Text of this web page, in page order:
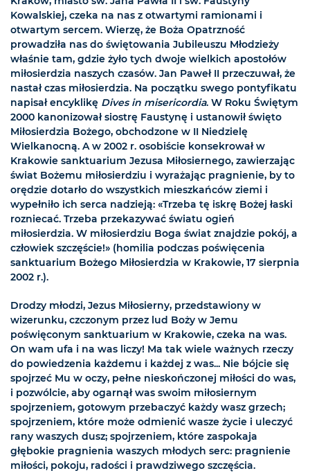
Kowalskiej, czeka na nas z otwartymi ramionami i
otwartym sercem. Wierzę, że Boża Opatrzność
prowadziła nas do świętowania Jubileuszu Młodzieży
właśnie tam, gdzie żyło tych dwoje wielkich apostołów
miłosierdzia naszych czasów. Jan Paweł II przeczuwał, że
nastał czas miłosierdzia. Na początku swego pontyfikatu
napisał encyklikę Dives in misericordia. W Roku Świętym
2000 kanonizował siostrę Faustynę i ustanowił święto
Miłosierdzia Bożego, obchodzone w II Niedzielę
Wielkanocną. A w 2002 r. osobiście konsekrował w
Krakowie sanktuarium Jezusa Miłosiernego, zawierzając
świat Bożemu miłosierdziu i wyrażając pragnienie, by to
orędzie dotarło do wszystkich mieszkańców ziemi i
wypełniło ich serca nadzieją: «Trzeba tę iskrę Bożej łaski
rozniecać. Trzeba przekazywać światu ogień
miłosierdzia. W miłosierdziu Boga świat znajdzie pokój, a
człowiek szczęście!» (homilia podczas poświęcenia
sanktuarium Bożego Miłosierdzia w Krakowie, 17 sierpnia
2002 r.).
Drodzy młodzi, Jezus Miłosierny, przedstawiony w
wizerunku, czczonym przez lud Boży w Jemu
poświęconym sanktuarium w Krakowie, czeka na was.
On wam ufa i na was liczy! Ma tak wiele ważnych rzeczy
do powiedzenia każdemu i każdej z was... Nie bójcie się
spojrzeć Mu w oczy, pełne nieskończonej miłości do was,
i pozwólcie, aby ogarnął was swoim miłosiernym
spojrzeniem, gotowym przebaczyć każdy wasz grzech;
spojrzeniem, które może odmienić wasze życie i uleczyć
rany waszych dusz; spojrzeniem, które zaspokaja
głębokie pragnienia waszych młodych serc: pragnienie
miłości, pokoju, radości i prawdziwego szczęścia.